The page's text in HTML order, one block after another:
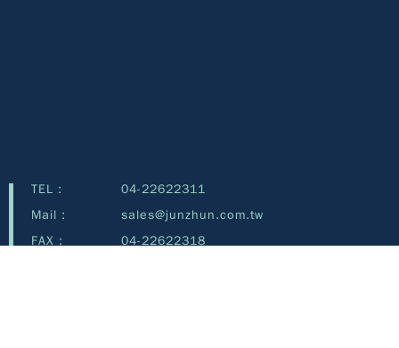
TEL :
04-22622311
Mail :
sales@junzhun.com.tw
FAX :
04-22622318